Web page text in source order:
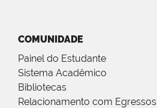
COMUNIDADE
Painel do Estudante
Sistema Acadêmico
Bibliotecas
Relacionamento com Egressos